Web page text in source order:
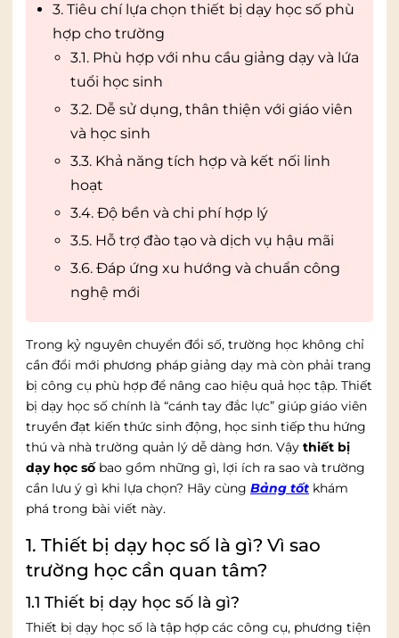
3. Tiêu chí lựa chọn thiết bị dạy học số phù
hợp cho trường
3.1. Phù hợp với nhu cầu giảng dạy và lứa
tuổi học sinh
3.2. Dễ sử dụng, thân thiện với giáo viên
và học sinh
3.3. Khả năng tích hợp và kết nối linh
hoạt
3.4. Độ bền và chi phí hợp lý
3.5. Hỗ trợ đào tạo và dịch vụ hậu mãi
3.6. Đáp ứng xu hướng và chuẩn công
nghệ mới
Trong kỷ nguyên chuyển đổi số, trường học không chỉ
cần đổi mới phương pháp giảng dạy mà còn phải trang
bị công cụ phù hợp để nâng cao hiệu quả học tập. Thiết
bị dạy học số chính là “cánh tay đắc lực” giúp giáo viên
truyền đạt kiến thức sinh động, học sinh tiếp thu hứng
thú và nhà trường quản lý dễ dàng hơn. Vậy thiết bị
dạy học sốbao gồm những gì, lợi ích ra sao và trường
cần lưu ý gì khi lựa chọn? Hãy cùng Bảng tốt khám
phá trong bài viết này.
1. Thiết bị dạy học số là gì? Vì sao
trường học cần quan tâm?
1.1 Thiết bị dạy học số là gì?
Thiết bị dạy học số là tập hợp các công cụ, phương tiện